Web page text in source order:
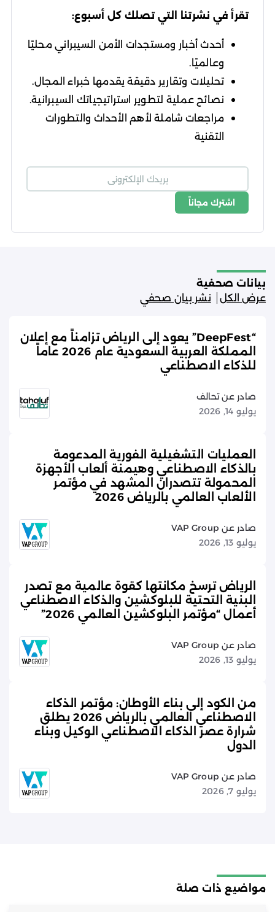
تقرأ في نشرتنا التي تصلك كل أسبوع:
أحدث أخبار ومستجدات الأمن السيبراني محليًا
وعالميًا.
تحليلات وتقارير دقيقة يقدمها خبراء المجال.
نصائح عملية لتطوير استراتيجياتك السيبرانية.
مراجعات شاملة لأهم الأحداث والتطورات
التقنية
اشترك مجاناً
بيانات صحفية
عرض الكل
نشر بيان صحفي
“DeepFest” يعود إلى الرياض تزامناً مع إعلان
المملكة العربية السعودية عام 2026 عاماً
للذكاء الاصطناعي
صادر عن تحالف
يوليو 14, 2026
العمليات التشغيلية الفورية المدعومة
بالذكاء الاصطناعي وهيمنة ألعاب الأجهزة
المحمولة تتصدران المشهد في مؤتمر
الألعاب العالمي بالرياض 2026
صادر عن VAP Group
يوليو 13, 2026
الرياض ترسخ مكانتها كقوة عالمية مع تصدر
البنية التحتية للبلوكشين والذكاء الاصطناعي
أعمال “مؤتمر البلوكشين العالمي 2026”
صادر عن VAP Group
يوليو 13, 2026
من الكود إلى بناء الأوطان: مؤتمر الذكاء
الاصطناعي العالمي بالرياض 2026 يطلق
شرارة عصر الذكاء الاصطناعي الوكيل وبناء
الدول
صادر عن VAP Group
يوليو 7, 2026
مواضيع ذات صلة